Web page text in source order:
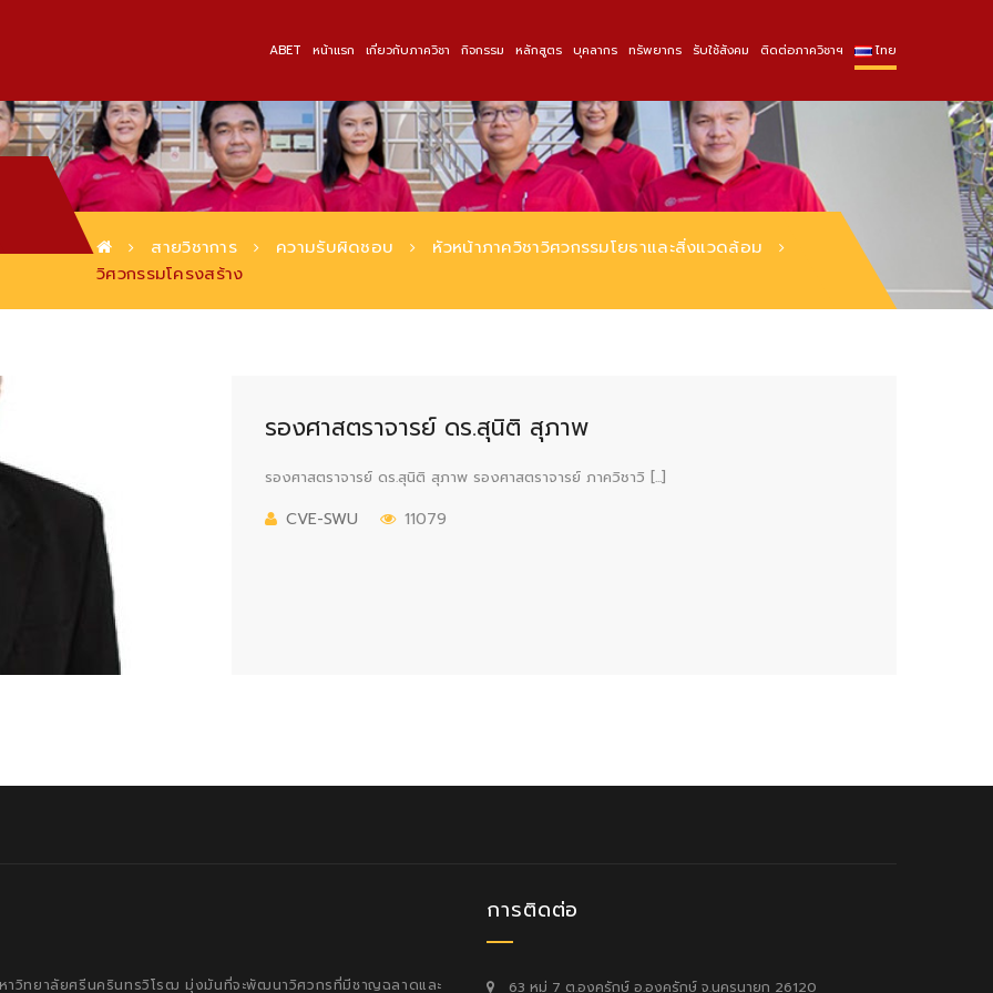
ABET หน้าแรก เกี่ยวกับภาควิชา กิจกรรม หลักสูตร บุคลากร ทรัพยากร รับใช้สังคม ติดต่อภาควิชาฯ ไทย
สายวิชาการ ความรับผิดชอบ
หัวหน้าภาควิชาวิศวกรรมโยธาและสิ่งแวดล้อม
วิศวกรรมโครงสร้าง
รองศาสตราจารย์ ดร.สุนิติ สุภาพ
รองศาสตราจารย์ ดร.สุนิติ สุภาพ รองศาสตราจารย์ ภาควิชาวิ [...]
CVE-SWU 11079
าวิทยาลัยศรีนครินทรวิโรฒ มุ่งมันที่จะพัฒนาวิศวกรที่มีชาญฉลาดและ
การติดต่อ
63 หมู่ 7 ต.องครักษ์ อ.องครักษ์ จ.นครนายก 26120